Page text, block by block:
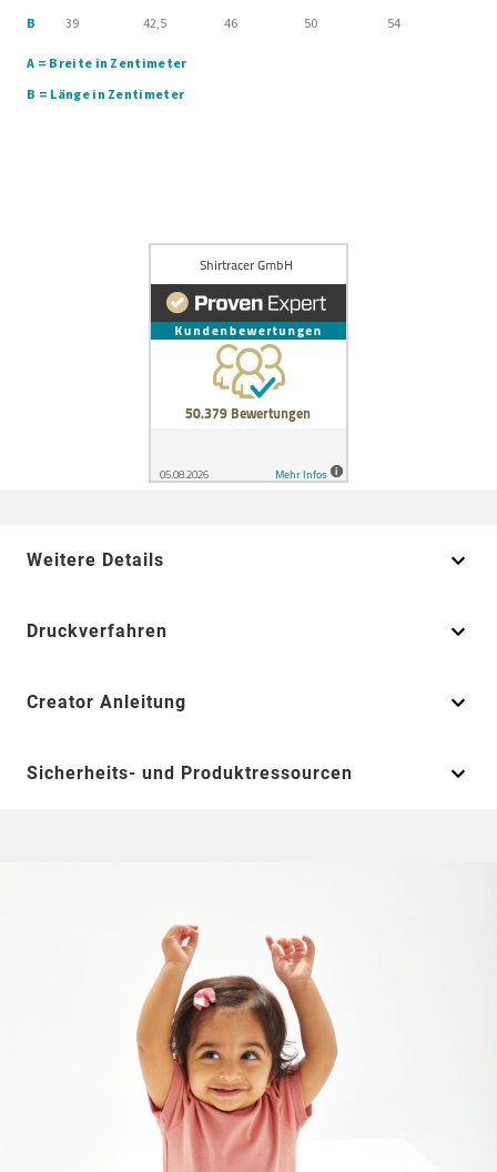
B
39 42,5 46 50 54
A = Breite in Zentimeter
B = Länge in Zentimeter
Weitere Details
Druckverfahren
Creator Anleitung
Sicherheits- und Produktressourcen